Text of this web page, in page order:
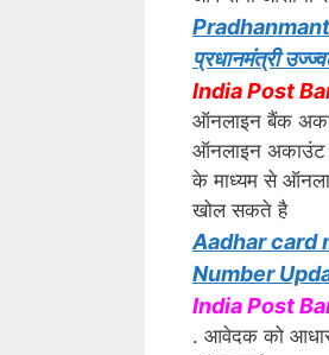
प्रधानमंत्री
India Post
ऑनलाइन बैंक
ऑनलाइन अकाउंट
के माध्यम से
खोल सकते है
Aadhar card
Number
India Post
. आवेदक को आधार